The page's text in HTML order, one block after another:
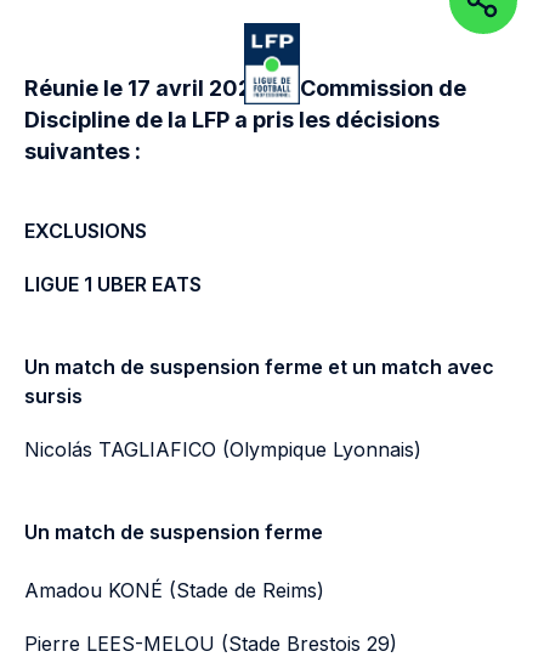
Aller au contenu de la pageAller à la navigation Aller à la
OUVRIR LE MENU
Réunie le 17 avril 2024, la Commission de
Discipline de la LFP a pris les décisions
suivantes :
EXCLUSIONS
LIGUE 1 UBER EATS
Un match de suspension ferme et un match avec
sursis
Nicolás TAGLIAFICO (Olympique Lyonnais)
Un match de suspension ferme
Amadou KONÉ (Stade de Reims)
Pierre LEES-MELOU (Stade Brestois 29)